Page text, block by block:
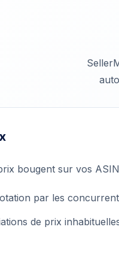
bougent sur vos
par les
de prix